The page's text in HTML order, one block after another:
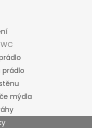
prádlo
mýdla